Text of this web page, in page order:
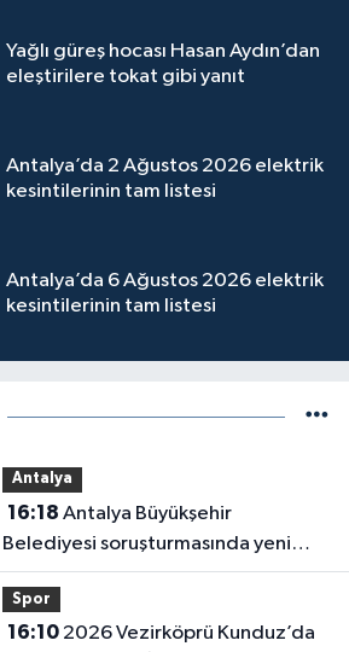
Yağlı güreş hocası Hasan Aydın’dan
eleştirilere tokat gibi yanıt
Antalya’da 2 Ağustos 2026 elektrik
kesintilerinin tam listesi
Antalya’da 6 Ağustos 2026 elektrik
kesintilerinin tam listesi
Antalya
16:18
Belediyesi soruşturmasında yeni
gelişme
Spor
16:102026 Vezirköprü Kunduz’da